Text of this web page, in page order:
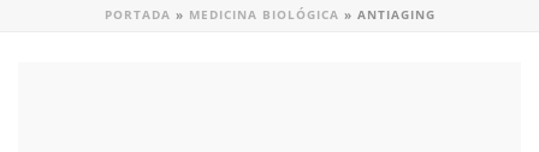
PORTADA » MEDICINA BIOLÓGICA » ANTIAGING